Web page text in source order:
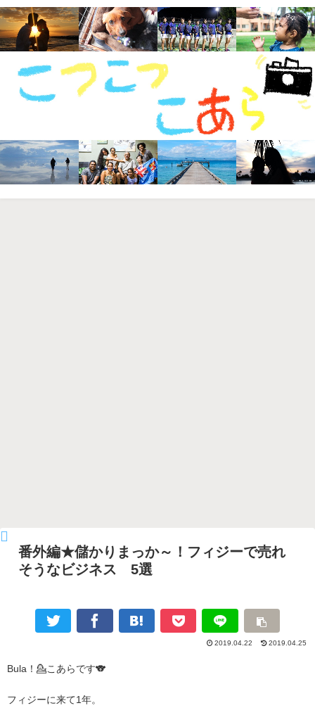
番外編★儲かりまっか～！フィジーで売れ
そうなビジネス 5選
2019.04.22 2019.04.25
Bula！💁こあらです🐨
フィジーに来て1年。